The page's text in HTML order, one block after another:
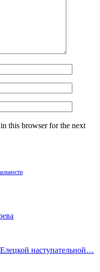
this browser for the next
наступательной…